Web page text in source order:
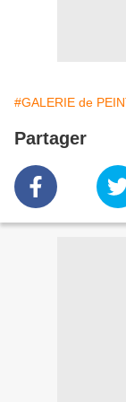
#GALERIE de
Partager